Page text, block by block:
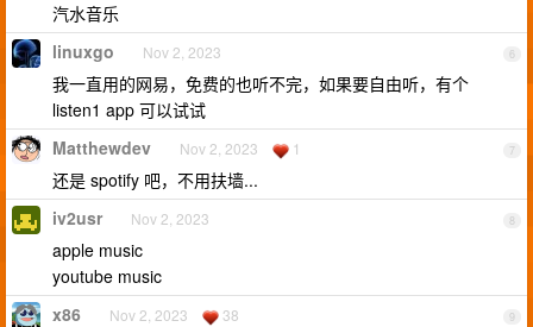
汽水音乐
6
linuxgo Nov 2, 2023
我一直用的网易，免费的也听不完，如果要自由听，有个
listen1 app 可以试试
7
Matthewdev Nov 2, 2023 1
还是 spotify 吧，不用扶墙...
8
iv2usr Nov 2, 2023
apple music
youtube music
9
x86 Nov 2, 2023 38